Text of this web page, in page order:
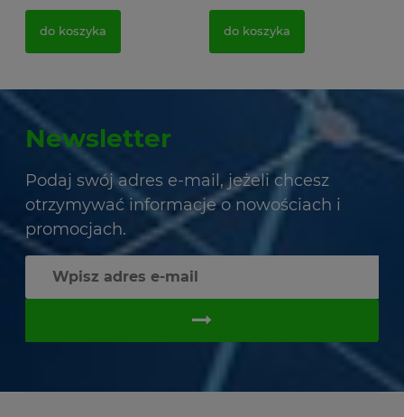
do koszyka do koszyka
Newsletter
Podaj swój adres e-mail, jeżeli chcesz
otrzymywać informacje o nowościach i
promocjach.